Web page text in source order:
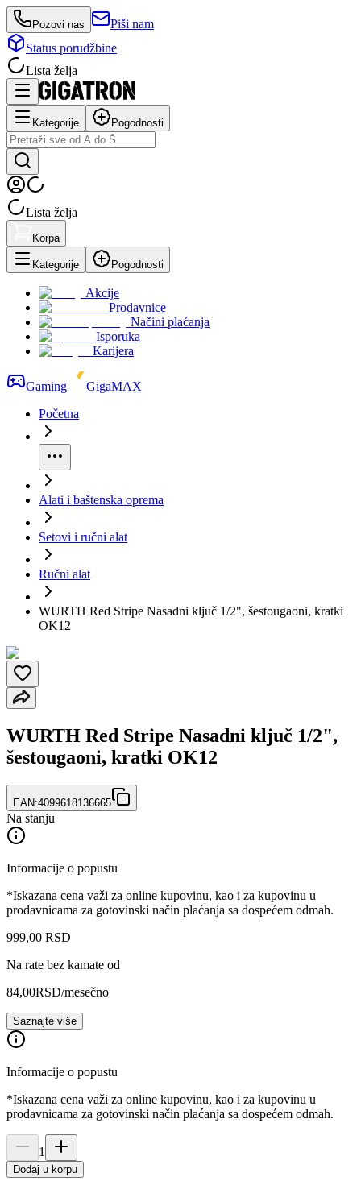
Pozovi nas
Piši nam
Status porudžbine
Lista želja
Kategorije Pogodnosti
Lista želja
Korpa
Kategorije Pogodnosti
Akcije
Prodavnice
Načini plaćanja
Isporuka
Karijera
Gaming
GigaMAX
Početna
Alati i baštenska oprema
Setovi i ručni alat
Ručni alat
WURTH Red Stripe Nasadni ključ 1/2", šestougaoni, kratki
OK12
WURTH Red Stripe Nasadni ključ 1/2",
šestougaoni, kratki OK12
EAN:4099618136665
Na stanju
Informacije o popustu
*Iskazana cena važi za online kupovinu, kao i za kupovinu u
prodavnicama za gotovinski način plaćanja sa dospećem odmah.
999,00 RSD
Na rate bez kamate od
84,00RSD/mesečno
Saznajte više
Informacije o popustu
*Iskazana cena važi za online kupovinu, kao i za kupovinu u
prodavnicama za gotovinski način plaćanja sa dospećem odmah.
1
Dodaj u korpu